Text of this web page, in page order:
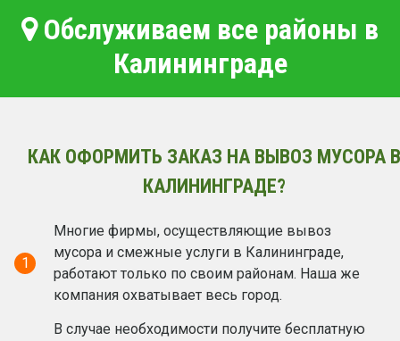
Обслуживаем все районы в
Калининграде
КАК ОФОРМИТЬ ЗАКАЗ НА ВЫВОЗ МУСОРА В
КАЛИНИНГРАДЕ?
1
Многие фирмы, осуществляющие вывоз
мусора и смежные услуги в Калининграде,
работают только по своим районам. Наша же
компания охватывает весь город.
В случае необходимости получите бесплатную